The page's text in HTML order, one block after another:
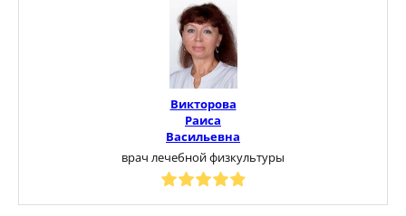
Викторова
Раиса
Васильевна
врач лечебной физкультуры